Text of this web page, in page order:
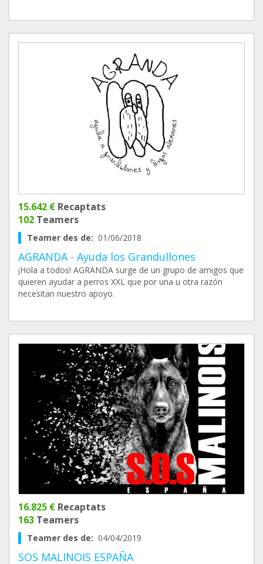
15.642 € Recaptats
102 Teamers
Teamer des de: 01/06/2018
AGRANDA - Ayuda los Grandullones
¡Hola a todos! AGRANDA surge de un grupo de amigos que
quieren ayudar a perros XXL que por una u otra razón
necesitan nuestro apoyo.
16.825 € Recaptats
163 Teamers
Teamer des de: 04/04/2019
SOS MALINOIS ESPAÑA